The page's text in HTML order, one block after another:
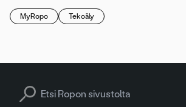
MyRopo Tekoäly
Search for: